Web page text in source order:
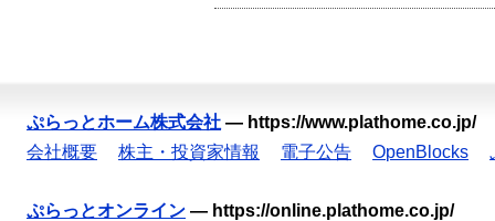
ぷらっとホーム株式会社 — https://www.plathome.co.jp/
会社概要
株主・投資家情報 電子公告 OpenBlocks
ぷらっとオンライン — https://online.plathome.co.jp/